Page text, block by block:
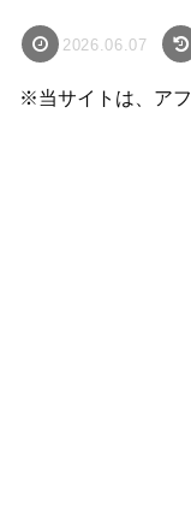
2026.06.07
※当サイトは、ア